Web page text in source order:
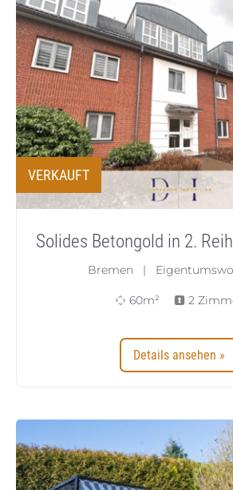
VERKAUFT
Solides Betongold in 2.
Bremen |
60m² 2
Details ansehen »